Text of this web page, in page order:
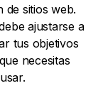
de sitios web.
ajustarse a
tus objetivos
necesitas